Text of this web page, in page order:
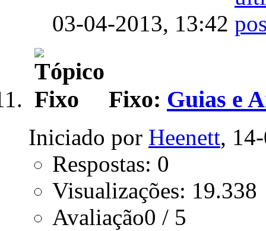
03-04-2013, 13:42
Fixo: Guias e
Iniciado por Heenett,
Respostas: 0
Visualizações: 19.338
Avaliação0 / 5